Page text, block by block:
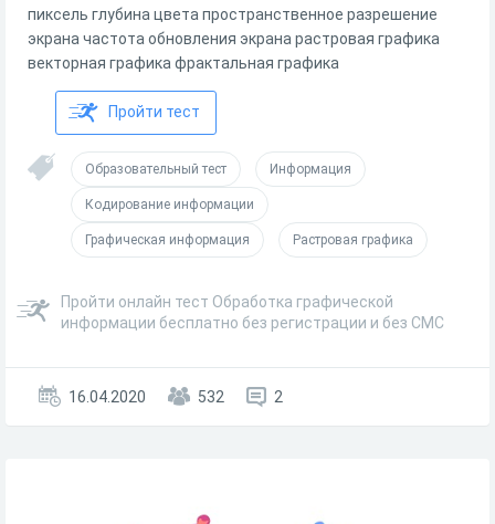
пиксель глубина цвета пространственное разрешение
экрана частота обновления экрана растровая графика
векторная графика фрактальная графика
Пройти тест
Образовательный тест Информация
Кодирование информации
Графическая информация Растровая графика
Пройти онлайн тест Обработка графической
информации бесплатно без регистрации и без СМС
16.04.2020 532 2